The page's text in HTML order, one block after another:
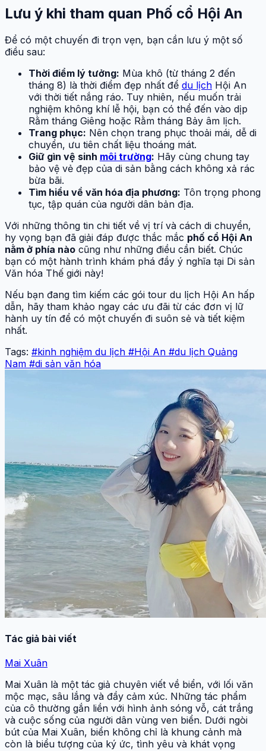
Lưu ý khi tham quan Phố cổ Hội An
Để có một chuyến đi trọn vẹn, bạn cần lưu ý một số
điều sau:
Thời điểm lý tưởng: Mùa khô (từ tháng 2 đến
tháng 8) là thời điểm đẹp nhất để du lịch Hội An
với thời tiết nắng ráo. Tuy nhiên, nếu muốn trải
nghiệm không khí lễ hội, bạn có thể đến vào dịp
Rằm tháng Giêng hoặc Rằm tháng Bảy âm lịch.
Trang phục: Nên chọn trang phục thoải mái, dễ di
chuyển, ưu tiên chất liệu thoáng mát.
Giữ gìn vệ sinh môi trường: Hãy cùng chung tay
bảo vệ vẻ đẹp của di sản bằng cách không xả rác
bừa bãi.
Tìm hiểu về văn hóa địa phương: Tôn trọng phong
tục, tập quán của người dân bản địa.
Với những thông tin chi tiết về vị trí và cách di chuyển,
hy vọng bạn đã giải đáp được thắc mắc phố cổ Hội An
nằm ở phía nào cũng như những điều cần biết. Chúc
bạn có một hành trình khám phá đầy ý nghĩa tại Di sản
Văn hóa Thế giới này!
Nếu bạn đang tìm kiếm các gói tour du lịch Hội An hấp
dẫn, hãy tham khảo ngay các ưu đãi từ các đơn vị lữ
hành uy tín để có một chuyến đi suôn sẻ và tiết kiệm
nhất.
Tags: #kinh nghiệm du lịch #Hội An #du lịch Quảng
Nam #di sản văn hóa
Tác giả bài viết
Mai Xuân
Mai Xuân là một tác giả chuyên viết về biển, với lối văn
mộc mạc, sâu lắng và đầy cảm xúc. Những tác phẩm
của cô thường gắn liền với hình ảnh sóng vỗ, cát trắng
và cuộc sống của người dân vùng ven biển. Dưới ngòi
bút của Mai Xuân, biển không chỉ là khung cảnh mà
còn là biểu tượng của ký ức, tình yêu và khát vọng